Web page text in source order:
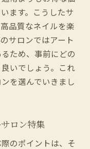
心して通えるサ
イルサロン
分け方
底ガイド
ます。こうしたサ
品質なネイルを楽
サロンではアート
ため、事前にどの
いでしょう。これ
を選んでいきまし
ロン特集
のポイントは、そ